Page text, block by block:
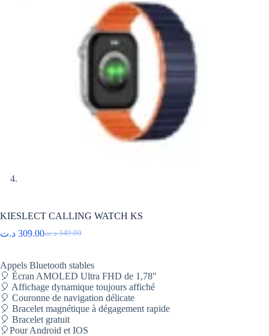
KIESLECT CALLING WATCH KS
349.00 د.تLe
était :
349.00 د.ت.
309.00 د.ت
Le
est :
309.00 د.ت.
Appels Bluetooth stables
🎈 Écran AMOLED Ultra FHD de 1,78″
🎈 Affichage dynamique toujours affiché
🎈 Couronne de navigation délicate
🎈 Bracelet magnétique à dégagement rapide
🎈 Bracelet gratuit
🎈Pour Android et IOS